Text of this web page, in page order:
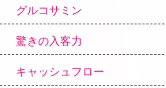
グルコサミン
驚きの入客力
キャッシュフロー